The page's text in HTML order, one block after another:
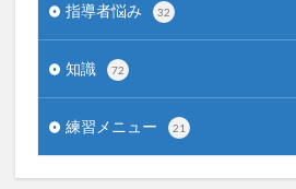
指導者悩み 32
知識 72
練習メニュー 21